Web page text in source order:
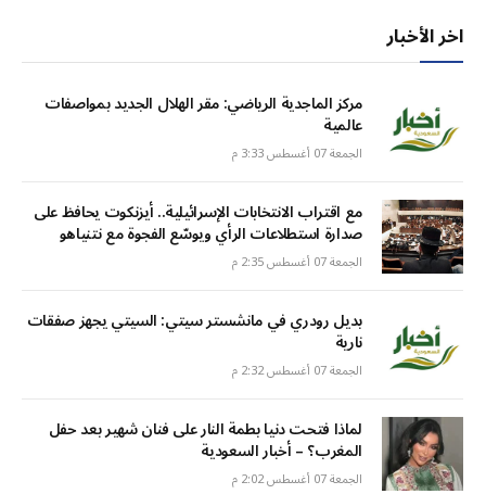
اخر الأخبار
مركز الماجدية الرياضي: مقر الهلال الجديد بمواصفات
عالمية
الجمعة 07 أغسطس 3:33 م
مع اقتراب الانتخابات الإسرائيلية.. أيزنكوت يحافظ على
صدارة استطلاعات الرأي ويوسّع الفجوة مع نتنياهو
الجمعة 07 أغسطس 2:35 م
بديل رودري في مانشستر سيتي: السيتي يجهز صفقات
نارية
الجمعة 07 أغسطس 2:32 م
لماذا فتحت دنيا بطمة النار على فنان شهير بعد حفل
المغرب؟ – أخبار السعودية
الجمعة 07 أغسطس 2:02 م